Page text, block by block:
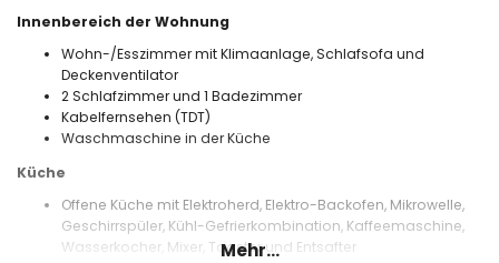
Innenbereich der Wohnung
Wohn-/Esszimmer mit Klimaanlage, Schlafsofa und
Deckenventilator
2 Schlafzimmer und 1 Badezimmer
Kabelfernsehen (TDT)
Waschmaschine in der Küche
Küche
Offene Küche mit Elektroherd, Elektro-Backofen, Mikrowelle,
Geschirrspüler, Kühl-Gefrierkombination, Kaffeemaschine,
Wasserkocher, Mixer, Toaster und Entsafter
Mehr...